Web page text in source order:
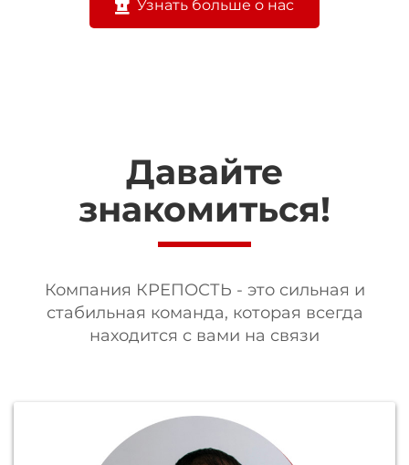
Узнать больше о нас
Давайте
знакомиться!
Компания КРЕПОСТЬ - это сильная и
стабильная команда, которая всегда
находится с вами на связи